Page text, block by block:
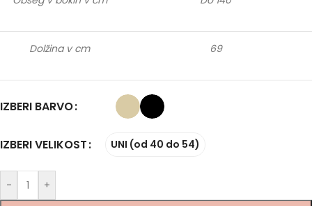
Dolžina v cm 69
IZBERI BARVO
IZBERI VELIKOST UNI (od 40 do 54)
- +